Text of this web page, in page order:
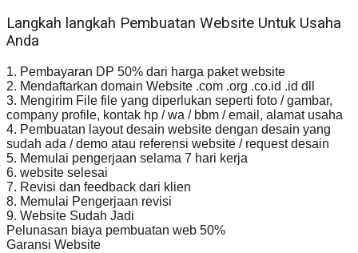
Langkah langkah Pembuatan Website Untuk Usaha
Anda
1. Pembayaran DP 50% dari harga paket website
2. Mendaftarkan domain Website .com .org .co.id .id dll
3. Mengirim File file yang diperlukan seperti foto / gambar,
company profile, kontak hp / wa / bbm / email, alamat usaha
4. Pembuatan layout desain website dengan desain yang
sudah ada / demo atau referensi website / request desain
5. Memulai pengerjaan selama 7 hari kerja
6. website selesai
7. Revisi dan feedback dari klien
8. Memulai Pengerjaan revisi
9. Website Sudah Jadi
Pelunasan biaya pembuatan web 50%
Garansi Website